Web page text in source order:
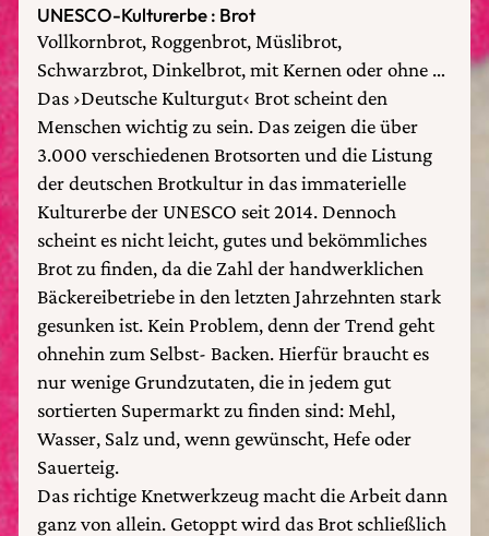
UNESCO-Kulturerbe : Brot
Vollkornbrot, Roggenbrot, Müslibrot,
Schwarzbrot, Dinkelbrot, mit Kernen oder ohne …
Das ›Deutsche Kulturgut‹ Brot scheint den
Menschen wichtig zu sein. Das zeigen die über
3.000 verschiedenen Brotsorten und die Listung
der deutschen Brotkultur in das immaterielle
Kulturerbe der UNESCO seit 2014. Dennoch
scheint es nicht leicht, gutes und bekömmliches
Brot zu finden, da die Zahl der handwerklichen
Bäckereibetriebe in den letzten Jahrzehnten stark
gesunken ist. Kein Problem, denn der Trend geht
ohnehin zum Selbst- Backen. Hierfür braucht es
nur wenige Grundzutaten, die in jedem gut
sortierten Supermarkt zu finden sind: Mehl,
Wasser, Salz und, wenn gewünscht, Hefe oder
Sauerteig.
Das richtige Knetwerkzeug macht die Arbeit dann
ganz von allein. Getoppt wird das Brot schließlich